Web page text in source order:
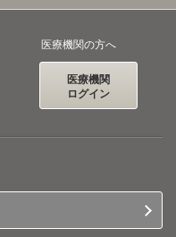
医療機関の方へ
医療機関
ログイン